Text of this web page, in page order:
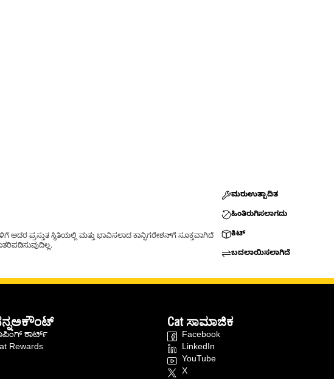
ಪ್ರಸ್ತುತ ಸ್ಥಿತಿಯಲ್ಲಿ ಮತ್ತು ಭಾವಿಸಲಾದ ಕಾನ್ಫಿಗರೇಶನ್‌ಗೆ ಸೂಕ್ತವಾಗಿದೆ
ಮರುಉತ್ಪಾದಿತ
ಹಿಂತಿರುಗಿಸಲಾಗದು
ಕಿಟ್
ಬದಲಾಯಿಸಲಾಗಿದೆ
ಕಾರ್ಟ್
Rewards
Cat ಸಾಮಾಜಿಕ
Facebook
LinkedIn
YouTube
X